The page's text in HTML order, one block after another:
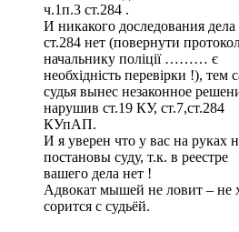
ч.1п.3 ст.284 .
И никакого доследования дела
ст.284 нет (повернути
начальнику поліції ……… є
необхідність перевірки !), тем
судья вынес незаконное
нарушив ст.19 КУ, ст.7,ст.284
КУпАП.
И я уверен что у вас на руках
постановы суду, т.к. в реестре
вашего дела нет !
Адвокат мышей не ловит – не
сорится с судьёй.